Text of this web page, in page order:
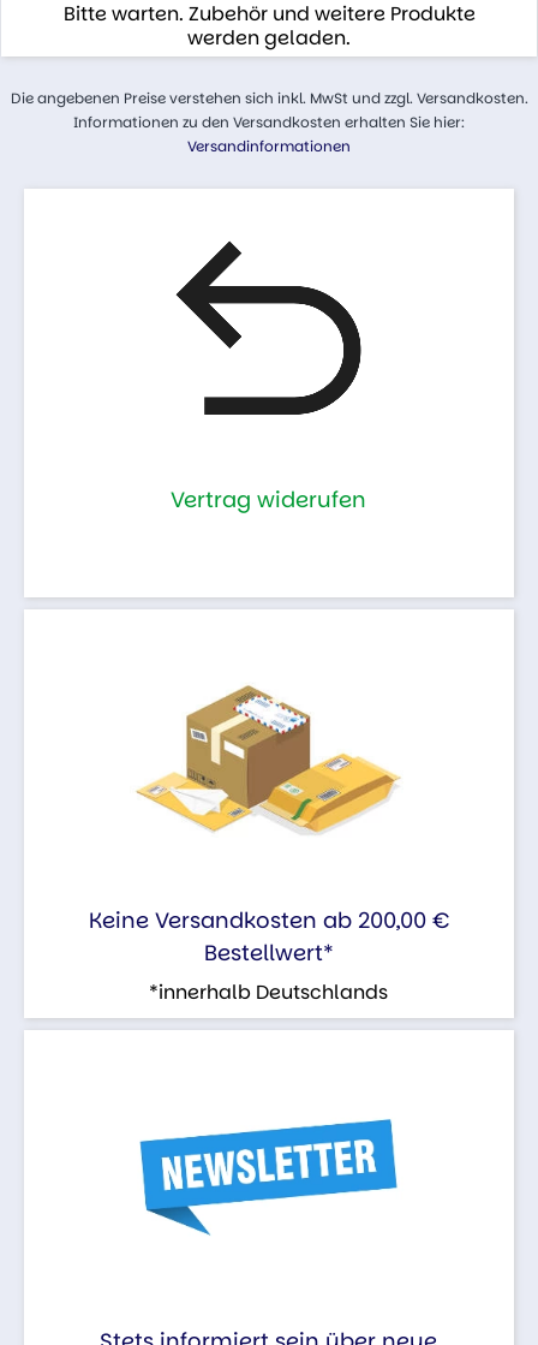
Bitte warten. Zubehör und weitere Produkte
werden geladen.
Die angebenen Preise verstehen sich inkl. MwSt und zzgl. Versandkosten.
Informationen zu den Versandkosten erhalten Sie hier:
Versandinformationen
Vertrag widerufen
Keine Versandkosten ab 200,00 €
Bestellwert*
*innerhalb Deutschlands